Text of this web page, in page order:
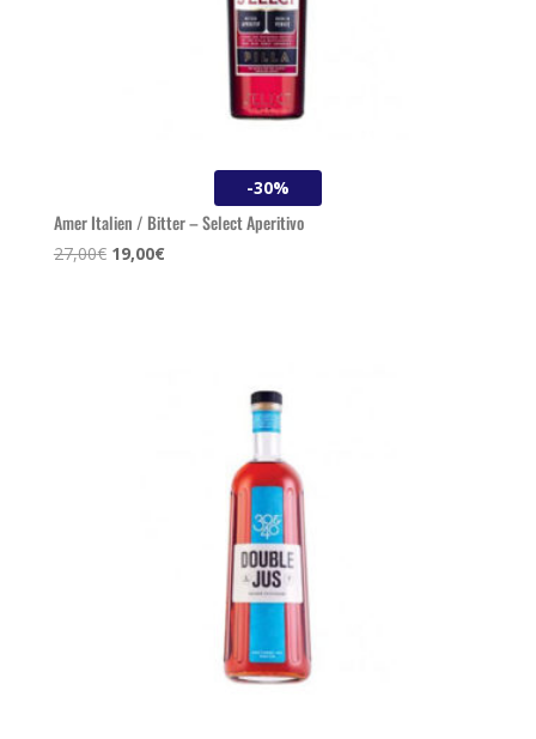
-30%
Amer Italien / Bitter – Select Aperitivo
27,00€ Le
19,00€Le